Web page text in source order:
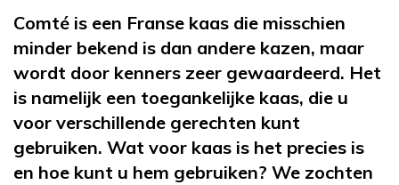
Comté is een Franse kaas die misschien
minder bekend is dan andere kazen, maar
wordt door kenners zeer gewaardeerd. Het
is namelijk een toegankelijke kaas, die u
voor verschillende gerechten kunt
gebruiken. Wat voor kaas is het precies is
en hoe kunt u hem gebruiken? We zochten